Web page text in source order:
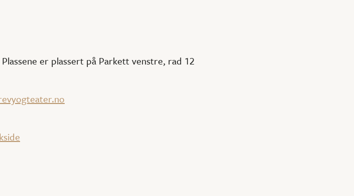
er plassert på Parkett venstre, rad 12